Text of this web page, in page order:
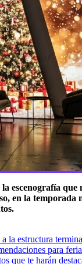
escenografía
en la
la estructura
para
que te harán